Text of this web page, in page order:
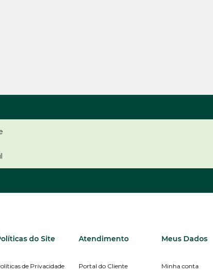
do Site
de Privacidade
Atendimento
Portal do Cliente
Meus Dados
Minha conta